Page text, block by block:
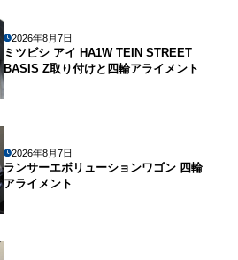
2026年8月7日
ミツビシ アイ HA1W TEIN STREET
BASIS Z取り付けと四輪アライメント
2026年8月7日
ランサーエボリューションワゴン 四輪
アライメント